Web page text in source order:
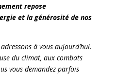
repose
et la générosité de nos
à vous aujourd’hui.
du climat, aux combats
vous demandez parfois